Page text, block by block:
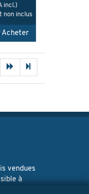
incl.)
non inclus
Acheter
vendues
à